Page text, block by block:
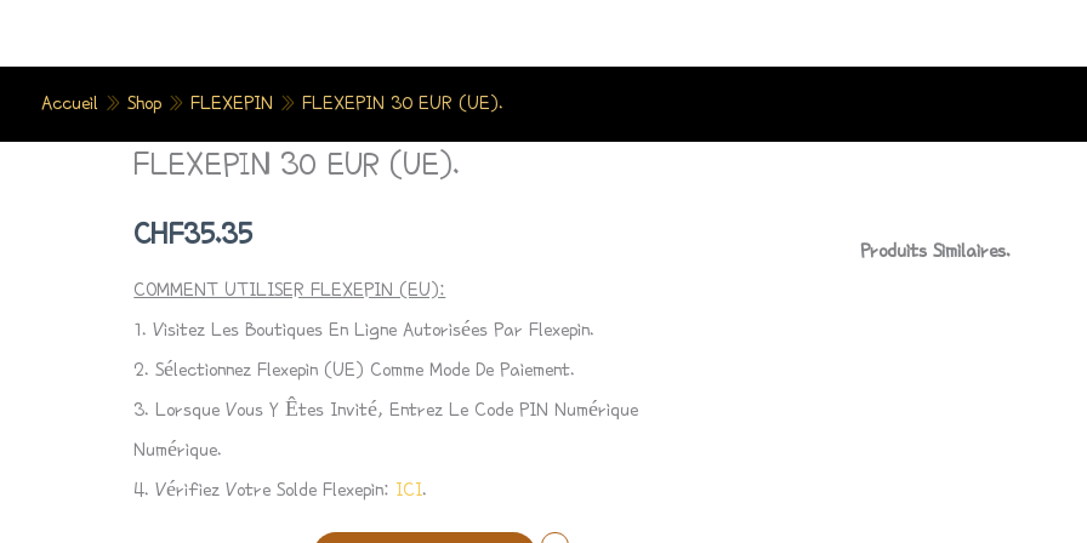
Accueil » Shop» FLEXEPIN » FLEXEPIN 30 EUR (UE).
FLEXEPIN 30 EUR (UE).
CHF35.35
COMMENT UTILISER FLEXEPIN (EU):
1. Visitez Les Boutiques En Ligne Autorisées Par Flexepin.
2. Sélectionnez Flexepin (UE) Comme Mode De Paiement.
3. Lorsque Vous Y Êtes Invité, Entrez Le Code PIN Numérique
Numérique.
4. Vérifiez Votre Solde Flexepin: ICI.
Quantité
FLEXEPIN
30
EUR
(UE).
Produits Similaires.